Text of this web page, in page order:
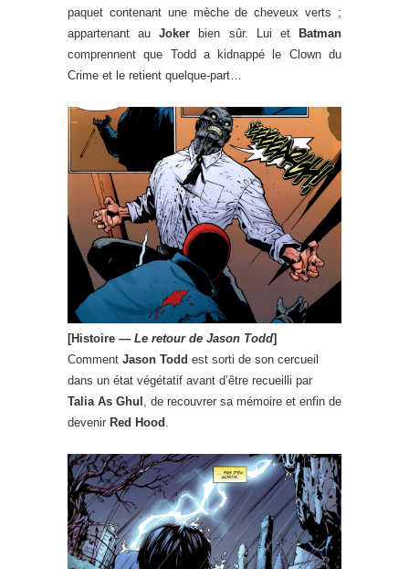
paquet contenant une mèche de cheveux verts ;
appartenant auJoker bien sûr. Lui et
Batman
comprennent que Todd a kidnappé le Clown du
Crime et le retient quelque-part…
[Histoire — Le retour de Jason Todd]
Comment Jason Todd est sorti de son cercueil
dans un état végétatif avant d’être recueilli par
Talia As Ghul , de recouvrer sa mémoire et enfin de
devenir Red Hood .